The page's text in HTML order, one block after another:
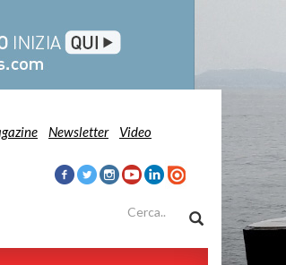
Newsletter Video